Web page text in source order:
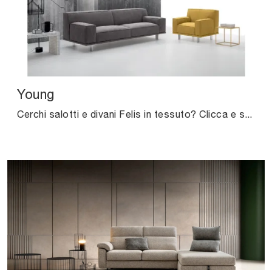
Young
Cerchi salotti e divani Felis in tessuto? Clicca e scopri di più sul modello Young per spazi moderni.